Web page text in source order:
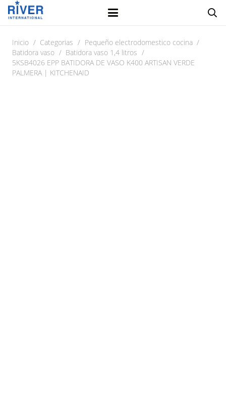
Inicio / Categorias / Pequeño electrodomestico cocina /
Batidora vaso / Batidora vaso 1,4 litros /
5KSB4026 EPP BATIDORA DE VASO K400 ARTISAN VERDE
PALMERA | KITCHENAID